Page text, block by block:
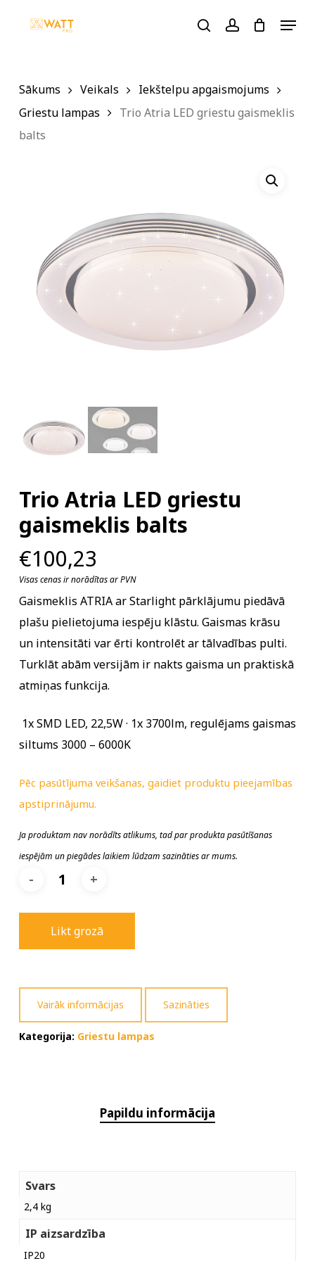
searchaccount
Menu
Sākums Veikals
Iekštelpu apgaismojums
Griestu lampas
Trio Atria LED griestu gaismeklis
balts
Trio Atria LED griestu
gaismeklis balts
€100,23
Visas cenas ir norādītas ar PVN
Gaismeklis ATRIA ar Starlight pārklājumu piedāvā
plašu pielietojuma iespēju klāstu. Gaismas krāsu
un intensitāti var ērti kontrolēt ar tālvadības pulti.
Turklāt abām versijām ir nakts gaisma un praktiskā
atmiņas funkcija.
1x SMD LED, 22,5W · 1x 3700lm, regulējams gaismas
siltums 3000 – 6000K
Pēc pasūtījuma veikšanas, gaidiet produktu pieejamības
apstiprinājumu.
Ja produktam nav norādīts atlikums, tad par produkta pasūtīšanas
iespējām un piegādes laikiem lūdzam sazināties ar mums.
Likt grozā
Vairāk informācijas Sazināties
Kategorija: Griestu lampas
Papildu informācija
Svars
2,4 kg
IP aizsardzība
IP20